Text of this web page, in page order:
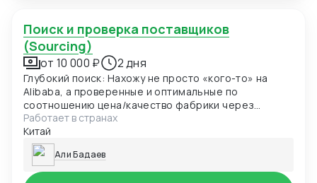
Поиск и проверка поставщиков
(Sourcing)
от 10 000 ₽ 2 дня
Глубокий поиск: Нахожу не просто «кого-то» на
Alibaba, а проверенные и оптимальные по
соотношению цена/качество фабрики через
локальные платформы (1688.com) и собственную
сеть контактов.
Работает в странах
Китай
Али Бадаев